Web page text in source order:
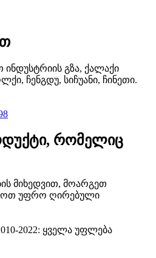
გზა, ქალაქი
ჩენგდუ, სიჩუანი, ჩინეთი.
რომელიც
მიხედვით, მოარგეთ
უფრო ღირებული
2022: ყველა უფლება